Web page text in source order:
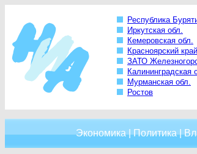
Республика
Иркутская обл.
Кемеровская обл.
Красноярский край
ЗАТО
Калининградская
Мурманская обл.
Ростов
Экономика|Политика|